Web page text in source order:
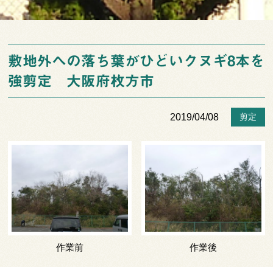
敷地外への落ち葉がひどいクヌギ8本を
強剪定 大阪府枚方市
2019/04/08 剪定
作業前 作業後